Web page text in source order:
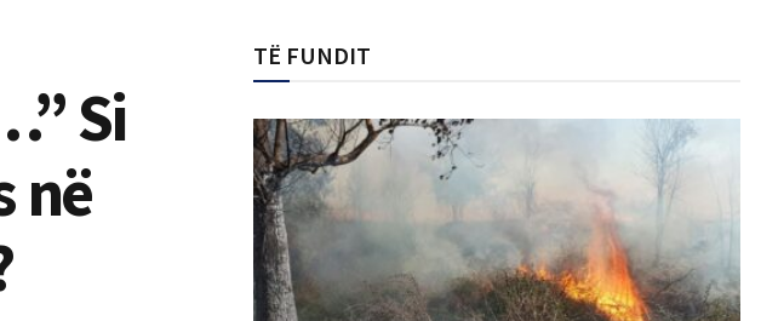
Si
në
TË FUNDIT